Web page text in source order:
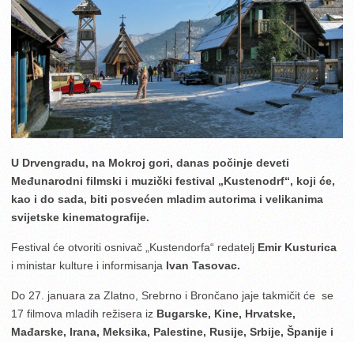
U Drvengradu, na Mokroj gori, danas počinje deveti
Međunarodni filmski i muzički festival „Kustenodrf“, koji će,
kao i do sada, biti posvećen mladim autorima i velikanima
svijetske kinematografije.
Festival će otvoriti osnivač „Kustendorfa“ redatelj Emir Kusturica
i ministar kulture i informisanja Ivan Tasovac.
Do 27. januara za Zlatno, Srebrno i Brončano jaje takmičit će se
17 filmova mladih režisera iz Bugarske, Kine, Hrvatske,
Mađarske, Irana, Meksika, Palestine, Rusije, Srbije, Španije i